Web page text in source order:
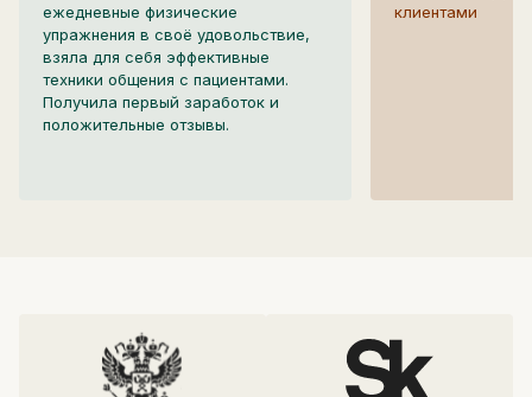
ежедневные физические
упражнения в своё удовольствие,
взяла для себя эффективные
техники общения с пациентами.
Получила первый заработок и
положительные отзывы.
клиентами